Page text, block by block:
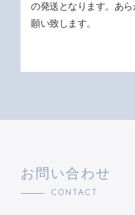
の発送となります。あ
願い致します。
お問い合わせ
CONTACT